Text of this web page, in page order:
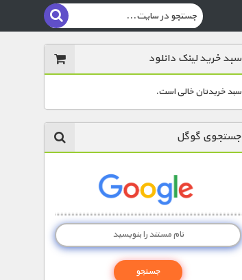
سبد خرید لینک دانلود
سبد خریدتان خالی است.
جستجوی گوگل